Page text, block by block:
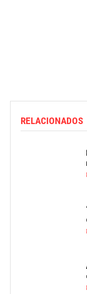
RELACIONADOS